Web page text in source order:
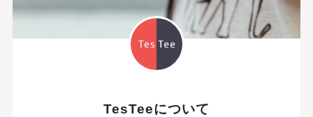
TesTeeについて